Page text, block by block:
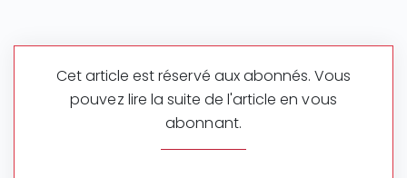
Cet article est réservé aux abonnés. Vous
pouvez lire la suite de l'article en vous
abonnant.